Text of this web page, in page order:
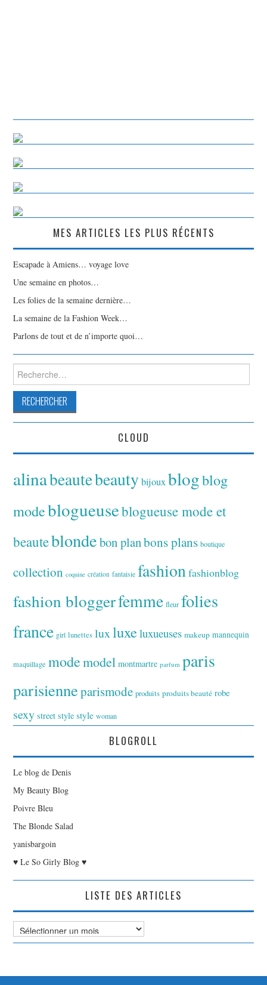
MES ARTICLES LES PLUS RÉCENTS
Escapade à Amiens… voyage love
Une semaine en photos…
Les folies de la semaine dernière…
La semaine de la Fashion Week…
Parlons de tout et de n’importe quoi…
CLOUD
alinabeautebeauty bijoux blogblog
modeblogueuseblogueuse mode et
beauteblondebon planbons plans boutique
collection coquine création fantaisie fashionfashionblog
fashion bloggerfemme fleur folies
france girl lunettes luxluxeluxueuses makeup mannequin
maquillage modemodel montmartre parfum paris
parisienneparismode produits produits beauté robe
sexy street style style woman
BLOGROLL
Le blog de Denis
My Beauty Blog
Poivre Bleu
The Blonde Salad
yanisbargoin
♥ Le So Girly Blog ♥
LISTE DES ARTICLES
Liste
des